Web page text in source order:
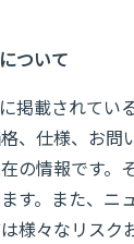
ついて
掲載されてい
、仕様、お問
の情報です。
す。また、ニ
様々なリスク